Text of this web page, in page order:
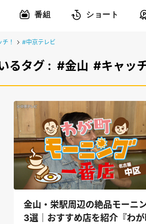
番組 ショート
！ #中京テレビ
るタグ : #金山 #キャッ
金山・栄駅周辺の絶品モーニ
3選｜おすすめ店を紹介『わ